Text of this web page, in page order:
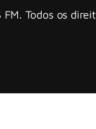
Todos os